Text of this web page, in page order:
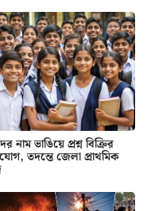
নাম ভাঙিয়ে প্রশ্ন বিক্রির
তদন্তে জেলা প্রাথমিক